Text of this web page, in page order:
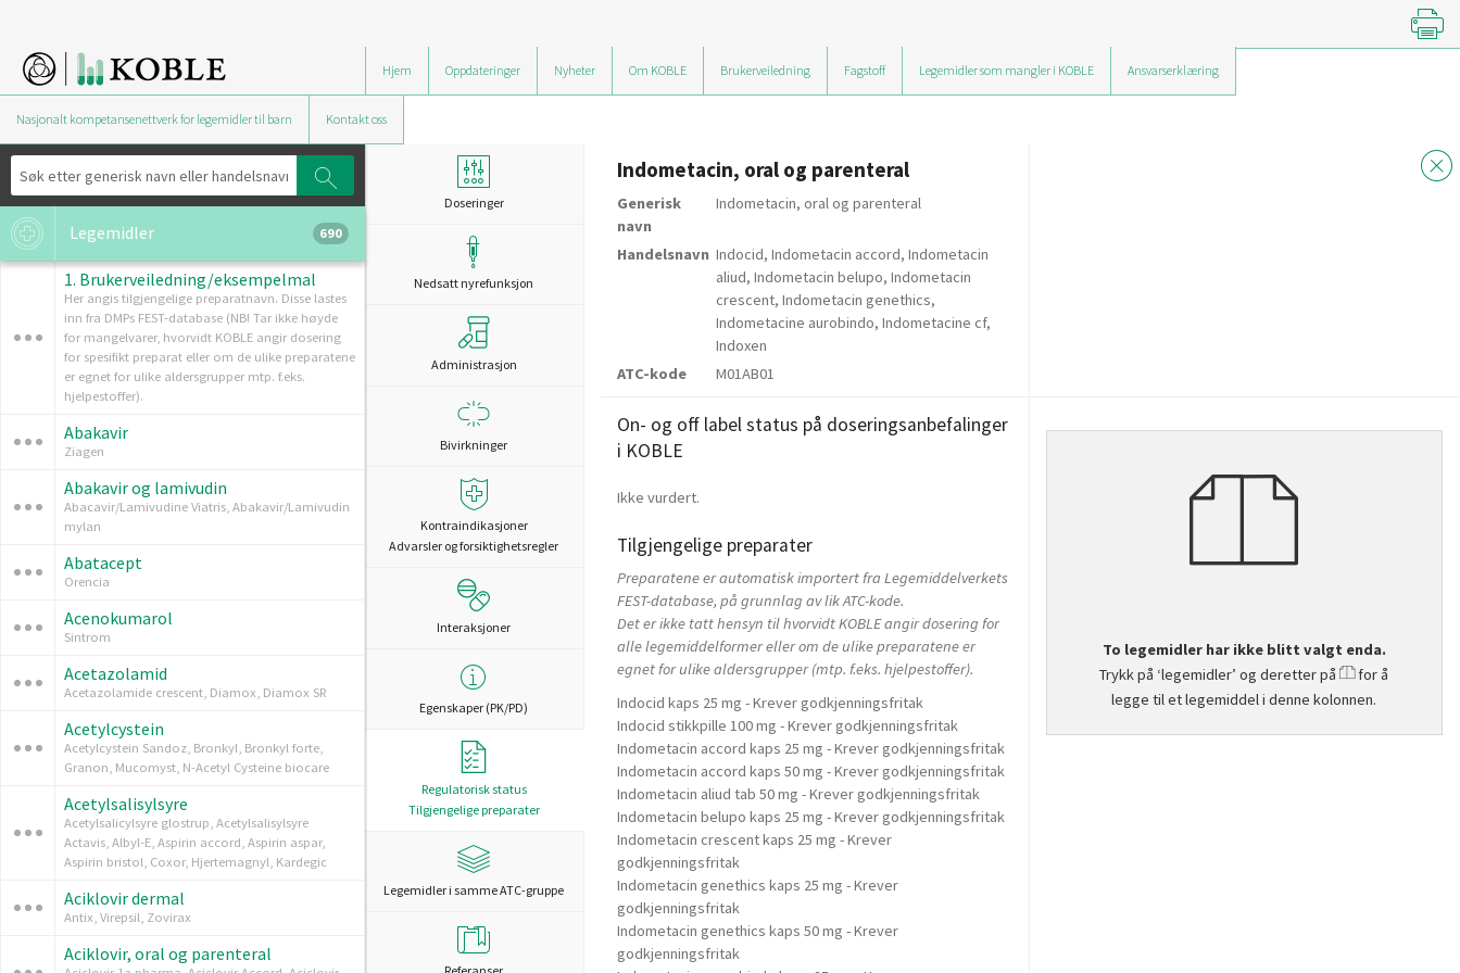
Hjem Oppdateringer Nyheter Om KOBLE Brukerveiledning Fagstoff Legemidler som mangler i KOBLE Ansvarserklæring
Nasjonalt kompetansenettverk for legemidler til barn Kontakt oss
Legemidler 690
1. Brukerveiledning/eksempelmal
Her angis tilgjengelige preparatnavn. Disse lastes
inn fra DMPs FEST-database (NB! Tar ikke høyde
for mangelvarer, hvorvidt KOBLE angir dosering
for spesifikt preparat eller om de ulike preparatene
er egnet for ulike aldersgrupper mtp. f.eks.
hjelpestoffer).
Abakavir
Ziagen
Abakavir og lamivudin
Abacavir/Lamivudine Viatris, Abakavir/Lamivudin
mylan
Abatacept
Orencia
Acenokumarol
Sintrom
Acetazolamid
Acetazolamide crescent, Diamox, Diamox SR
Acetylcystein
Acetylcystein Sandoz, Bronkyl, Bronkyl forte,
Granon, Mucomyst, N-Acetyl Cysteine biocare
Acetylsalisylsyre
Acetylsalicylsyre glostrup, Acetylsalisylsyre
Actavis, Albyl-E, Aspirin accord, Aspirin aspar,
Aspirin bristol, Coxor, Hjertemagnyl, Kardegic
Aciklovir dermal
Antix, Virepsil, Zovirax
Aciklovir, oral og parenteral
Doseringer
Nedsatt nyrefunksjon
Administrasjon
Bivirkninger
Kontraindikasjoner
Advarsler og forsiktighetsregler
Interaksjoner
Egenskaper (PK/PD)
Regulatorisk status
Tilgjengelige preparater
Legemidler i samme ATC-gruppe
Indometacin, oral og parenteral
Generisk
navn
Indometacin, oral og parenteral
Handelsnavn Indocid, Indometacin accord, Indometacin
aliud, Indometacin belupo, Indometacin
crescent, Indometacin genethics,
Indometacine aurobindo, Indometacine cf,
Indoxen
ATC-kode
M01AB01
On- og off label status på doseringsanbefalinger
i KOBLE
Ikke vurdert.
Tilgjengelige preparater
Preparatene er automatisk importert fra Legemiddelverkets
FEST-database, på grunnlag av lik ATC-kode.
Det er ikke tatt hensyn til hvorvidt KOBLE angir dosering for
alle legemiddelformer eller om de ulike preparatene er
egnet for ulike aldersgrupper (mtp. f.eks. hjelpestoffer).
Indocid kaps 25 mg - Krever godkjenningsfritak
Indocid stikkpille 100 mg - Krever godkjenningsfritak
Indometacin accord kaps 25 mg - Krever godkjenningsfritak
Indometacin accord kaps 50 mg - Krever godkjenningsfritak
Indometacin aliud tab 50 mg - Krever godkjenningsfritak
Indometacin belupo kaps 25 mg - Krever godkjenningsfritak
Indometacin crescent kaps 25 mg - Krever
godkjenningsfritak
Indometacin genethics kaps 25 mg - Krever
godkjenningsfritak
Indometacin genethics kaps 50 mg - Krever
godkjenningsfritak
To legemidler har ikke blitt valgt enda.
Trykk på ‘legemidler’ og deretter på
for å
legge til et legemiddel i denne kolonnen.